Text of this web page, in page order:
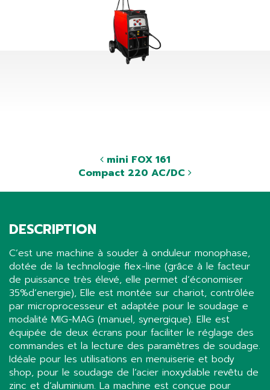
mini FOX 161
Compact 220 AC/DC
DESCRIPTION
C’est une machine à souder à onduleur monophase,
dotée de la technologie flex-line (grâce à le facteur
de puissance très élevé, elle permet d’économiser
35%d’energie), Elle est montée sur chariot, contrôlée
par microprocesseur et adaptée pour le soudage e
modalité MIG-MAG (manuel, synergique). Elle est
équipée de deux écrans pour faciliter le réglage des
commandes et la lecture des paramètres de soudage.
Idéale pour les utilisations en menuiserie et body
shop, pour le soudage de l’acier inoxydable revêtu de
zinc et d’aluminium. La machine est conçue pour